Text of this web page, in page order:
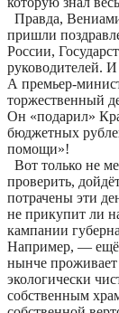
Правда,
пришли
России,
руководителей.
А премьер-
торжественный
Он «подарил»
бюджетных
помощи»!
Вот только не
проверить,
потрачены эти
не прикупит ли
кампании
Например, — ещё
нынче
экологически
собственным